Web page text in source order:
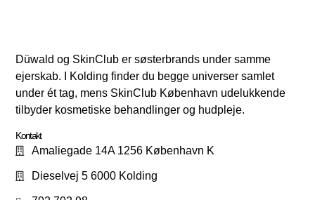
Düwald og SkinClub er søsterbrands under samme
ejerskab. I Kolding finder du begge universer samlet
under ét tag, mens SkinClub København udelukkende
tilbyder kosmetiske behandlinger og hudpleje.
Kontakt
Amaliegade 14A 1256 København K
Dieselvej 5 6000 Kolding